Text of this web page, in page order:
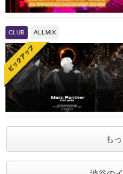
CLUB ALLMIX
も